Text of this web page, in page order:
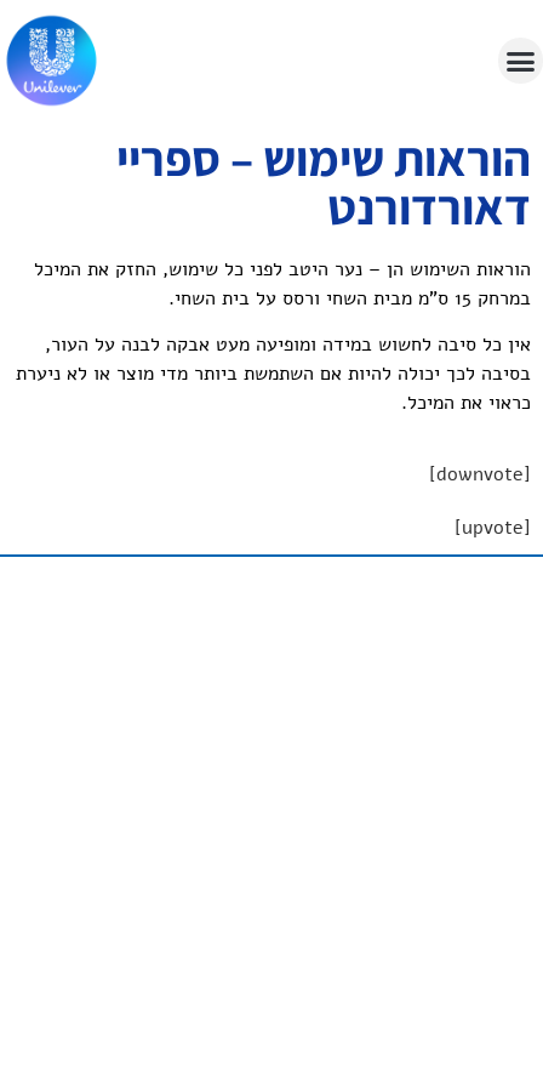
הוראות שימוש – ספריי
דאורדורנט
הוראות השימוש הן – נער היטב לפני כל שימוש, החזק את המיכל
במרחק 15 ס"מ מבית השחי ורסס על בית השחי.
אין כל סיבה לחשוש במידה ומופיעה מעט אבקה לבנה על העור,
בסיבה לכך יכולה להיות אם השתמשת ביותר מדי מוצר או לא ניערת
כראוי את המיכל.
[downvote]
[upvote]